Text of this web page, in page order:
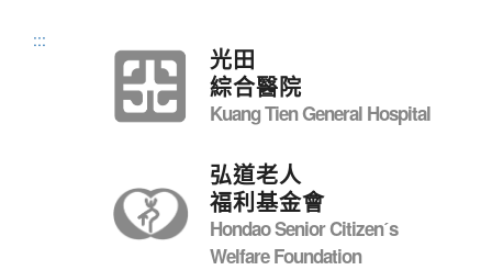
:::
光田
綜合醫院
Kuang Tien General Hospital
弘道老人
福利基金會
Hondao Senior Citizenˊs
Welfare Foundation